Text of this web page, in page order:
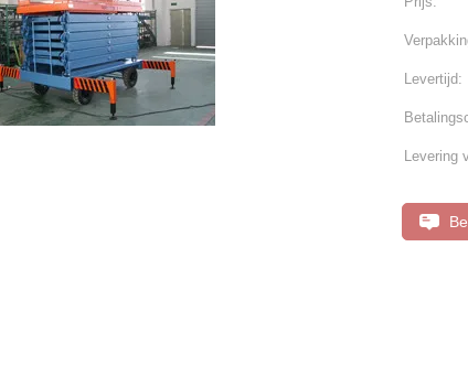
Levertijd:
Levering